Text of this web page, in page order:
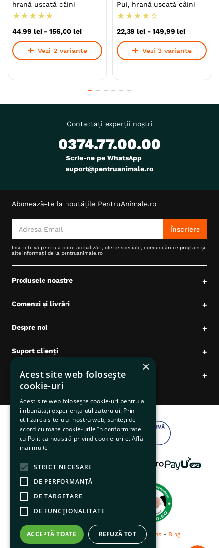
hrană uscată câini
★ ★ ★ ★ ★
44,99 lei - 156,00 lei
Vezi 2 variante
Pui, hrană uscată câini
★ ★ ★ ★ ☆
22,39 lei - 149,99 lei
Vezi 3 variante
Contactați experții noștri
0374.77.00.00
Scrie-ne pe WhatsApp
suport@pentruanimale.ro
Abonează-te la noutățile PentruAnimale.ro
Înscriere
Înscrieți-vă pentru a primi actualizări, oferte speciale, comunicări de program și
alte informații de la pentruanimale.ro
Produsele noastre +
Comenzi și livrări +
Despre noi +
Suport clienți +
Date comerciale +
© 2026 pentruanimale.ro -Privacy Terms- Blog
×
Acest site web folosește
cookie-uri
Acest site web folosește cookie-uri pentru a
îmbunătăți experiența utilizatorului. Prin
utilizarea site-ului nostru web, sunteți de
acord cu toate cookie-urile în conformitate
cu Politica noastră privind cookie-urile. Află
mai multe
STRICT NECESARE
DE PERFORMANȚĂ
DE TARGETARE
DE FUNCŢIONALITATE
ACCEPTĂ TOATE REFUZĂ TOT